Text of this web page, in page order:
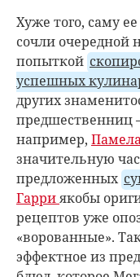
Хуже того, саму
сочли очередной
попыткой
успешных
других
предшественниц
например,
значительную
предложенных
Гарриякобы
рецептов уже
«ворованные».
эффектное из